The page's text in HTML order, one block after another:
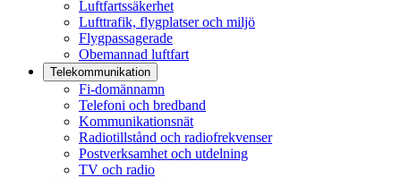
Luftfartssäkerhet
Lufttrafik, flygplatser och miljö
Flygpassagerade
Obemannad luftfart
Telekommunikation
Fi-domännamn
Telefoni och bredband
Kommunikationsnät
Radiotillstånd och radiofrekvenser
Postverksamhet och utdelning
TV och radio